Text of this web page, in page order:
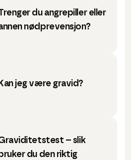
du angrepiller eller
nødprevensjon?
Kan jeg være gravid?
– slik
bruker du den riktig